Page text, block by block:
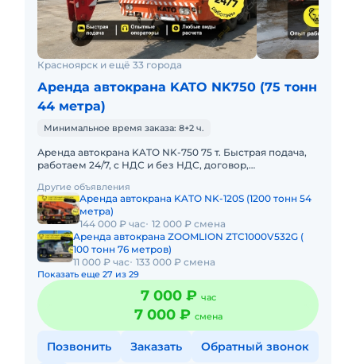
Красноярск и ещё 33 города
Аренда автокрана KATO NK750 (75 тонн
44 метра)
Минимальное время заказа: 8+2 ч.
Аренда автокрана KATO NK-750 75 т. Быстрая подача,
работаем 24/7, с НДС и без НДС, договор,
NK-750 75 ТОННПредоста
Другие объявления
Аренда автокрана KATO NK-120S (1200 тонн 54
метра)
144 000 ₽ час
12 000 ₽ смена
Аренда автокрана ZOOMLION ZTC1000V532G (
100 тонн 76 метров)
11 000 ₽ час 133 000 ₽ смена
Показать еще 27 из 29
7 000 ₽ час
7 000 ₽ смена
Позвонить Заказать Обратный звонок